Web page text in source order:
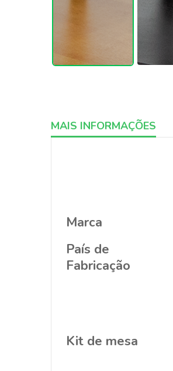
MAIS INFORMAÇÕES
Marca
País de
Fabricação
Kit de mesa